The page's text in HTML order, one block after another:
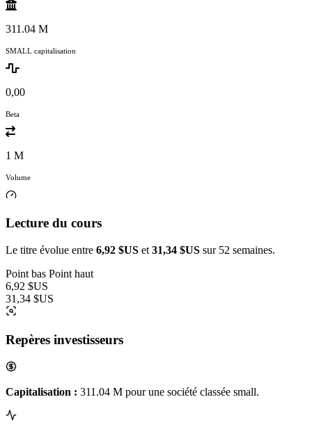
311.04 M
SMALL capitalisation
0,00
Beta
1 M
Volume
Lecture du cours
Le titre évolue entre 6,92 $US et 31,34 $US sur 52 semaines.
Point bas Point haut
6,92 $US
31,34 $US
Repères investisseurs
Capitalisation : 311.04 M pour une société classée small.